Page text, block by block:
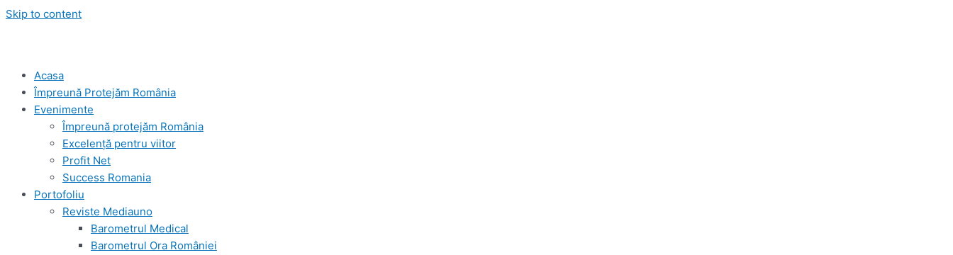
Skip to content
Acasa
Împreună Protejăm România
Evenimente
Împreună protejăm România
Excelență pentru viitor
Profit Net
Success Romania
Portofoliu
Reviste Mediauno
Barometrul Medical
Barometrul Ora României